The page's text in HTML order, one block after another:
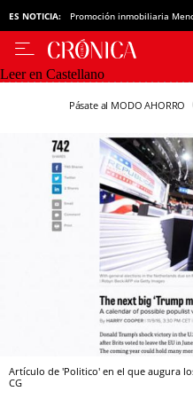
ES NOTICIA: Promoción inmobiliaria
Leer en Castellano
Pásate al MODO AHORRO
Artículo de 'Politico' en el que augura
CG